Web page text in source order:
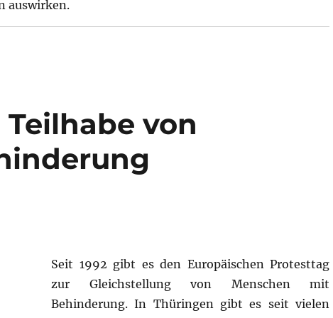
auswirken.
von
Seit 1992 gibt es den Europäischen Protesttag
zur Gleichstellung von Menschen mit
Behinderung. In Thüringen gibt es seit vielen